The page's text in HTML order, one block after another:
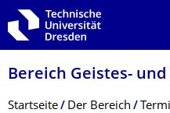
Zur Hauptnavigation springen
Zur Suche springen
Zum Inhalt springen
Bereich Geistes-
Breadcrumb-Menü
Startseite Der Bereich